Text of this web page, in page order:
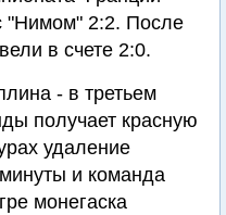
"Нимом" 2:2. После
в счете 2:0.
- в третьем
получает красную
удаление
и команда
монегаска